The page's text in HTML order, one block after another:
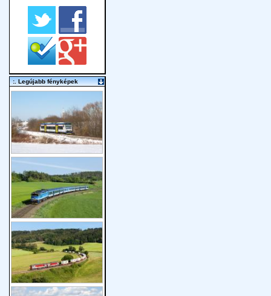
:. Legújabb fényképek